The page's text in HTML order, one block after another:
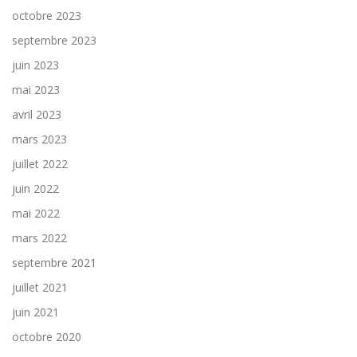
octobre 2023
septembre 2023
juin 2023
mai 2023
avril 2023
mars 2023
juillet 2022
juin 2022
mai 2022
mars 2022
septembre 2021
juillet 2021
juin 2021
octobre 2020